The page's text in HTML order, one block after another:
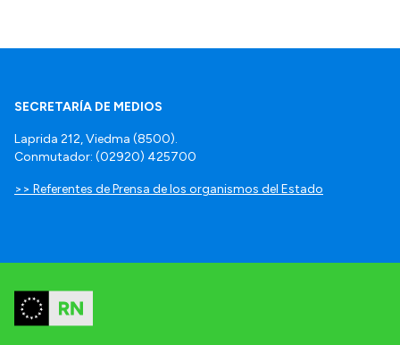
SECRETARÍA DE MEDIOS
Laprida 212, Viedma (8500).
Conmutador: (02920) 425700
>> Referentes de Prensa de los organismos del Estado